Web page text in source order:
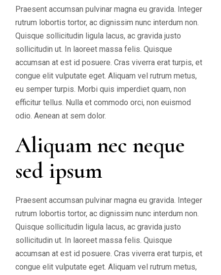
Praesent accumsan pulvinar magna eu gravida. Integer
rutrum lobortis tortor, ac dignissim nunc interdum non.
Quisque sollicitudin ligula lacus, ac gravida justo
sollicitudin ut. In laoreet massa felis. Quisque
accumsan at est id posuere. Cras viverra erat turpis, et
congue elit vulputate eget. Aliquam vel rutrum metus,
eu semper turpis. Morbi quis imperdiet quam, non
efficitur tellus. Nulla et commodo orci, non euismod
odio. Aenean at sem dolor.
Aliquam nec neque
sed ipsum
Praesent accumsan pulvinar magna eu gravida. Integer
rutrum lobortis tortor, ac dignissim nunc interdum non.
Quisque sollicitudin ligula lacus, ac gravida justo
sollicitudin ut. In laoreet massa felis. Quisque
accumsan at est id posuere. Cras viverra erat turpis, et
congue elit vulputate eget. Aliquam vel rutrum metus,